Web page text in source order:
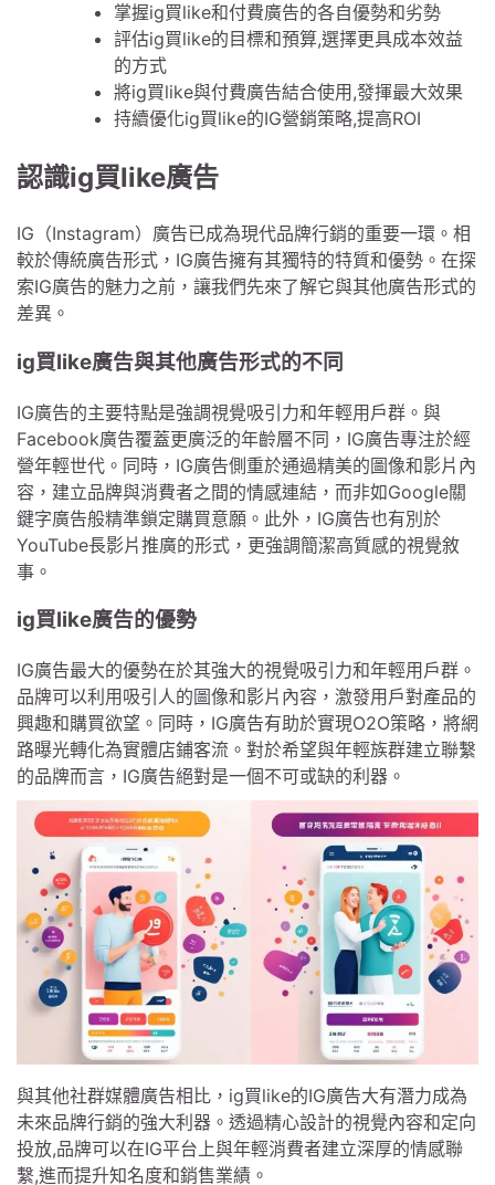
掌握ig買like和付費廣告的各自優勢和劣勢
評估ig買like的目標和預算,選擇更具成本效益
的方式
將ig買like與付費廣告結合使用,發揮最大效果
持續優化ig買like的IG營銷策略,提高ROI
認識ig買like廣告
IG（Instagram）廣告已成為現代品牌行銷的重要一環。相
較於傳統廣告形式，IG廣告擁有其獨特的特質和優勢。在探
索IG廣告的魅力之前，讓我們先來了解它與其他廣告形式的
差異。
ig買like廣告與其他廣告形式的不同
IG廣告的主要特點是強調視覺吸引力和年輕用戶群。與
Facebook廣告覆蓋更廣泛的年齡層不同，IG廣告專注於經
營年輕世代。同時，IG廣告側重於通過精美的圖像和影片內
容，建立品牌與消費者之間的情感連結，而非如Google關
鍵字廣告般精準鎖定購買意願。此外，IG廣告也有別於
YouTube長影片推廣的形式，更強調簡潔高質感的視覺敘
事。
ig買like廣告的優勢
IG廣告最大的優勢在於其強大的視覺吸引力和年輕用戶群。
品牌可以利用吸引人的圖像和影片內容，激發用戶對產品的
興趣和購買欲望。同時，IG廣告有助於實現O2O策略，將網
路曝光轉化為實體店鋪客流。對於希望與年輕族群建立聯繫
的品牌而言，IG廣告絕對是一個不可或缺的利器。
與其他社群媒體廣告相比，ig買like的IG廣告大有潛力成為
未來品牌行銷的強大利器。透過精心設計的視覺內容和定向
投放,品牌可以在IG平台上與年輕消費者建立深厚的情感聯
繫,進而提升知名度和銷售業績。